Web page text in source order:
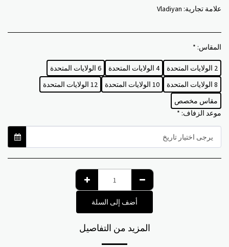
علامة تجارية: Vladiyan
المقاس: *
2 الولايات المتحدة 4 الولايات المتحدة
6 الولايات المتحدة
8 الولايات المتحدة
10 الولايات المتحدة
12 الولايات المتحدة
مقاس مخصص
موعد الزفاف: *
يرجى اختيار تاريخ
أضف إلى السلة
المزيد من التفاصيل